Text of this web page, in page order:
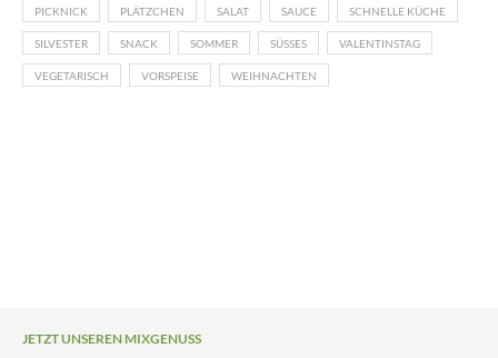
PICKNICK PLÄTZCHEN SALAT SAUCE SCHNELLE KÜCHE
SILVESTER SNACK SOMMER SÜSSES VALENTINSTAG
VEGETARISCH VORSPEISE WEIHNACHTEN
JETZT UNSEREN MIXGENUSS